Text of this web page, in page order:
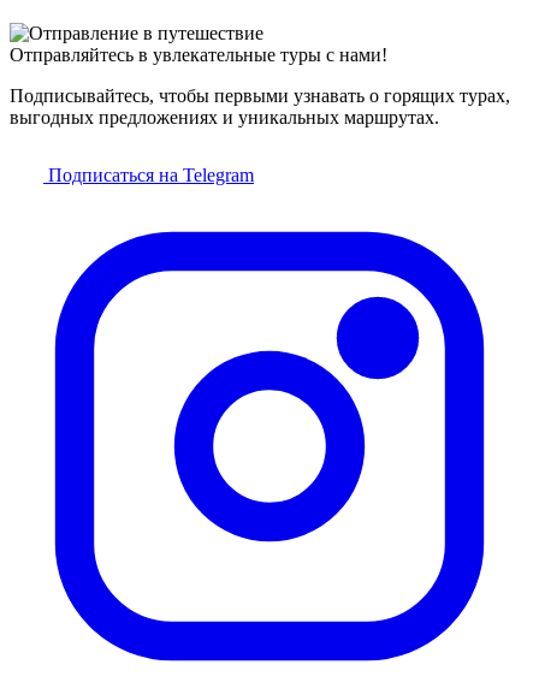
Отправляйтесь в увлекательные туры с нами!
Подписывайтесь, чтобы первыми узнавать о горящих турах,
выгодных предложениях и уникальных маршрутах.
Подписаться на Telegram